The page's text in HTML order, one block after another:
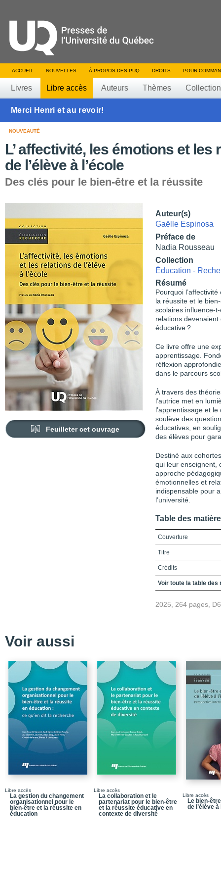
ACCUEIL NOUVELLES À PROPOS DES PUQ DROITS POUR
Livres Libre accès Auteurs Thèmes
Merci Henri et au revoir!
NOUVEAUTÉ
L’ affectivité, les émotions et les
de l’élève à l’école
Des clés pour le bien-être et la réussite
Feuilleter cet ouvrage
Auteur(s)
Gaëlle Espinosa
Préface de
Nadia Rousseau
Collection
Éducation -
Résumé
Pourquoi
la réussite et le
scolaires influence-
relations devenaient
éducative ?
Ce livre offre une
apprentissage.
réflexion
dans le parcours
À travers des
l’autrice met en
l’apprentissage et
soulève des
éducatives, en
des élèves pour
Destiné aux
qui leur enseignent,
approche
émotionnelles et
indispensable pour
l’université.
Table des
Couverture
Titre
Crédits
Préface
2 Visées spécifiques
3 Explications
4 Structure de
Chapitre 1 – Du
adolescente à leur
1 D’un cadre
wallonienne et
2 Les
3 De la question du
adolescente à celle
Conclusion
Chapitre 2 – Le bien-
Voir toute la table des
2025, 264 pages,
Voir aussi
Libre accès
La gestion du changement
organisationnel pour le
bien-être et la réussite en
éducation
Libre accès
La collaboration et le
partenariat pour le bien-être
et la réussite éducative en
contexte de diversité
Libre accès
Le bien-
de l’élève à